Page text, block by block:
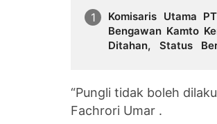
Komisaris Utama
Bengawan Kamto
Ditahan, Status
“Pungli tidak boleh
Fachrori Umar .